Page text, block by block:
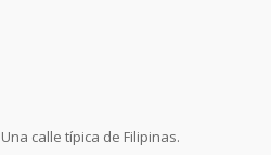
calle típica de Filipinas.